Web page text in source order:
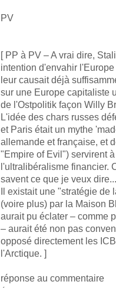
PV
[ PP à PV – A vrai dire,
intention d'envahir
leur causait déjà
sur une Europe capitaliste
de l'Ostpolitik façon Willy
L'idée des chars russes
et Paris était un mythe
allemande et française, et
"Empire of Evil") servirent
l'ultralibéralisme financier.
savent ce que je veux dire...
Il existait une "stratégie
(voire plus) par la Maison
aurait pu éclater – comme
– aurait été non pas
opposé directement les
l'Arctique. ]
réponse au commentaire